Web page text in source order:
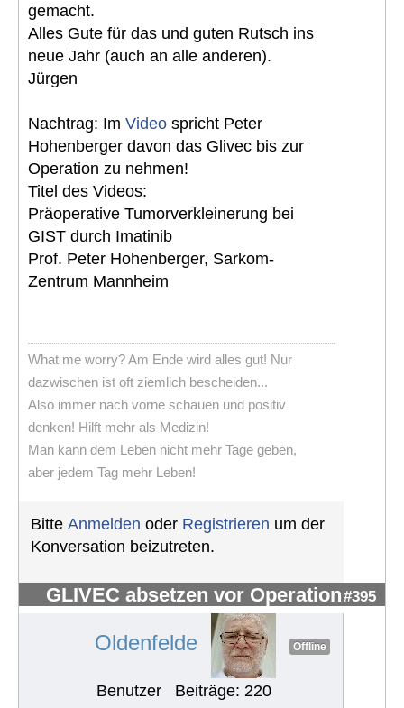
gemacht.
Alles Gute für das und guten Rutsch ins
neue Jahr (auch an alle anderen).
Jürgen
Nachtrag: Im Video spricht Peter
Hohenberger davon das Glivec bis zur
Operation zu nehmen!
Titel des Videos:
Präoperative Tumorverkleinerung bei
GIST durch Imatinib
Prof. Peter Hohenberger, Sarkom-
Zentrum Mannheim
What me worry? Am Ende wird alles gut! Nur
dazwischen ist oft ziemlich bescheiden...
Also immer nach vorne schauen und positiv
denken! Hilft mehr als Medizin!
Man kann dem Leben nicht mehr Tage geben,
aber jedem Tag mehr Leben!
Bitte Anmelden oder Registrieren um der
Konversation beizutreten.
GLIVEC absetzen vor Operation#395
Oldenfelde Offline
Benutzer Beiträge: 220